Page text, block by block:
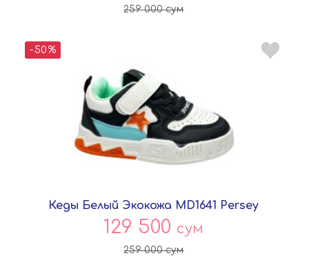
259 000сум
-50%
Кеды Белый Экокожа MD1641 Persey
129 500 сум
259 000сум